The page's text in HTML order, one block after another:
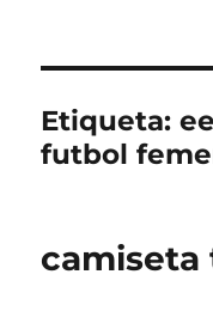
Etiqueta:
futbol
camiseta